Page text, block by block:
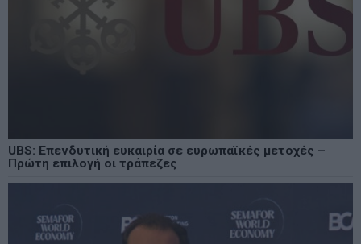
UBS: Επενδυτική ευκαιρία σε ευρωπαϊκές μετοχές –
Πρώτη επιλογή οι τράπεζες